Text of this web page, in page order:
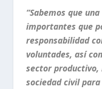
“Sabemos que
importantes que
responsabilidad
voluntades, así
sector productivo,
sociedad civil